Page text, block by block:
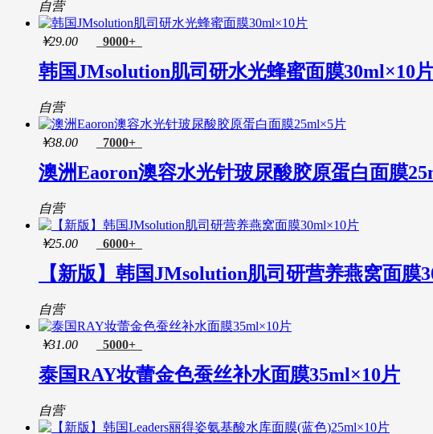
自营
￥29.00 9000+
韩国JMsolution肌司研水光蜂蜜面膜30ml×10
自营
￥38.00 7000+
澳洲Eaoron澳容水光针玻尿酸胶原蛋白面膜
自营
￥25.00 6000+
【新版】韩国JMsolution肌司研营养燕窝面膜
自营
￥31.00 5000+
泰国RAY妆蕾金色蚕丝补水面膜35ml×10片
自营